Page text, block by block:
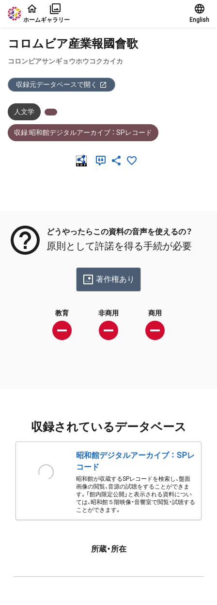
本文に飛ぶ
ホームギャラリー English
コロムビア産業報國會歌
コロンビアサンギョウホウコクカイカ
収録元データベースで開く
人文学
収録:昭和館デジタルアーカイブ ： SPレコード
どうやったらこの資料の音声を使えるの？
原則として許諾を得る手続が必要
著作権あり
教育 非商用 商用
収録されているデータベース
昭和館デジタルアーカイブ ： SPレ
コード
昭和館が収蔵するSPレコードを検索し、盤面
画像の閲覧、音源の試聴をすることができま
す。「館内限定公開」と表示される資料につい
ては、昭和館５階映像・音響室で閲覧・試聴する
ことができます。
所蔵・所在